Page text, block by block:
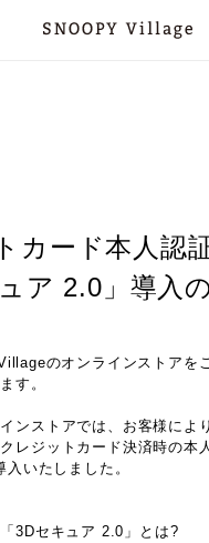
カード本人認
ュア 2.0」導入
のオンラインストアを
す。
ンストアでは、お客様によ
レジットカード決済時の本
いたしました。
3Dセキュア 2.0」とは?